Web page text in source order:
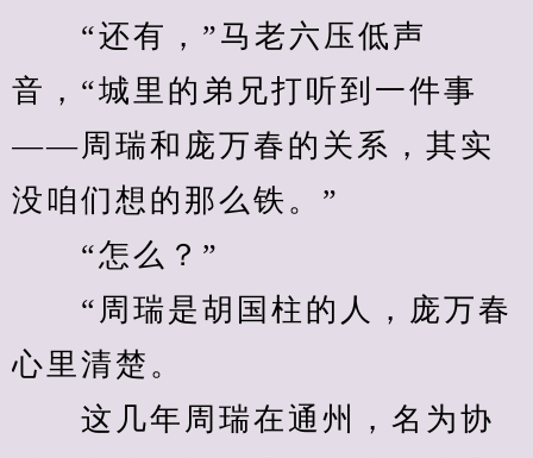
“还有，”马老六压低声
音，“城里的弟兄打听到一件事
——周瑞和庞万春的关系，其实
没咱们想的那么铁。”
“怎么？”
“周瑞是胡国柱的人，庞万春
心里清楚。
这几年周瑞在通州，名为协